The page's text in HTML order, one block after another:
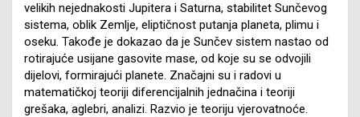
velikih nejednakosti Jupitera i Saturna, stabilitet Sunčevog
sistema, oblik Zemlje, eliptičnost putanja planeta, plimu i
oseku. Takođe je dokazao da je Sunčev sistem nastao od
rotirajuće usijane gasovite mase, od koje su se odvojili
dijelovi, formirajući planete. Značajni su i radovi u
matematičkoj teoriji diferencijalnih jednačina i teoriji
grešaka, aglebri, analizi. Razvio je teoriju vjerovatnoće.